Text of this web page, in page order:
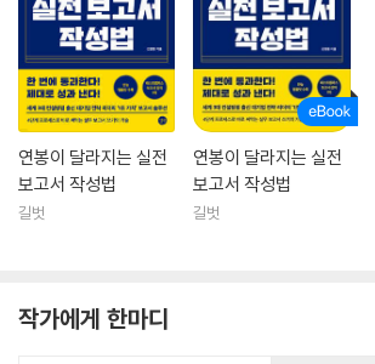
연봉이 달라지는 실전
보고서 작성법
길벗
연봉이 달라지는 실전
보고서 작성법
길벗
작가에게 한마디